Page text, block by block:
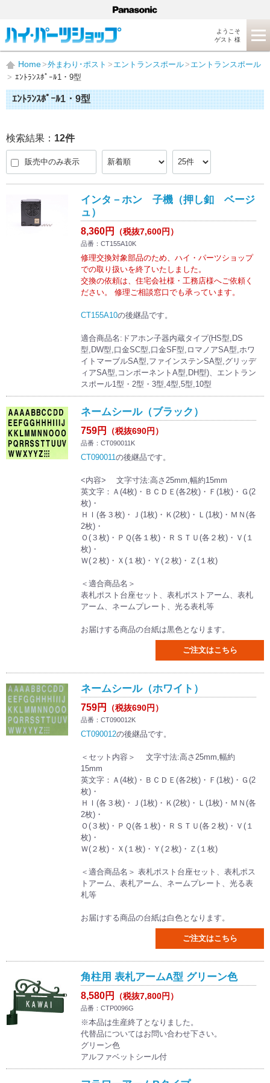
ようこそ
ゲスト 様
Home 外まわり･ポスト エントランスポール
エントランスポール
ｴﾝﾄﾗﾝｽﾎﾟｰﾙ1・9型
ｴﾝﾄﾗﾝｽﾎﾟｰﾙ1・9型
検索結果： 12件
販売中のみ表示
インタ－ホン 子機（押し釦 ベージ
ュ）
8,360円 （税抜7,600円）
品番：CT155A10K
修理交換対象部品のため、ハイ・パーツショップ
での取り扱いを終了いたしました。
交換の依頼は、住宅会社様・工務店様へご依頼く
ださい。 修理ご相談窓口でも承っています。
CT155A10の後継品です。
適合商品名:ドアホン子器内蔵タイプ(HS型,DS
型,DW型,口金SC型,口金SF型,ロマノアSA型,ホワ
イトマーブルSA型,ファインステンSA型,グリッデ
ィアSA型,コンポーネントA型,DH型)、エントラン
スポール1型・2型・3型,4型,5型,10型
ネームシール（ブラック）
759円 （税抜690円）
品番：CT090011K
CT090011の後継品です。
<内容> 文字寸法:高さ25mm,幅約15mm
英文字：Ａ(4枚)・ＢＣＤＥ(各2枚)・Ｆ(1枚)・Ｇ(2
枚)・
ＨＩ(各３枚)・Ｊ(1枚)・Ｋ(2枚)・Ｌ(1枚)・ＭＮ(各
2枚)・
Ｏ(３枚)・ＰＱ(各１枚)・ＲＳＴＵ(各２枚)・Ｖ(１
枚)・
Ｗ(２枚)・Ｘ(１枚)・Ｙ(２枚)・Ｚ(１枚)
＜適合商品名＞
表札ポスト台座セット、表札ポストアーム、表札
アーム、ネームプレート、光る表札等
お届けする商品の台紙は黒色となります。
ご注文はこちら
ネームシール（ホワイト）
759円 （税抜690円）
品番：CT090012K
CT090012の後継品です。
＜セット内容＞ 文字寸法:高さ25mm,幅約
15mm
英文字：Ａ(4枚)・ＢＣＤＥ(各2枚)・Ｆ(1枚)・Ｇ(2
枚)・
ＨＩ(各３枚)・Ｊ(1枚)・Ｋ(2枚)・Ｌ(1枚)・ＭＮ(各
2枚)・
Ｏ(３枚)・ＰＱ(各１枚)・ＲＳＴＵ(各２枚)・Ｖ(１
枚)・
Ｗ(２枚)・Ｘ(１枚)・Ｙ(２枚)・Ｚ(１枚)
＜適合商品名＞ 表札ポスト台座セット、表札ポス
トアーム、表札アーム、ネームプレート、光る表
札等
お届けする商品の台紙は白色となります。
ご注文はこちら
角柱用 表札アームA型 グリーン色
8,580円 （税抜7,800円）
品番：CTP0096G
※本品は生産終了となりました。
代替品についてはお問い合わせ下さい。
グリーン色
アルファベットシール付